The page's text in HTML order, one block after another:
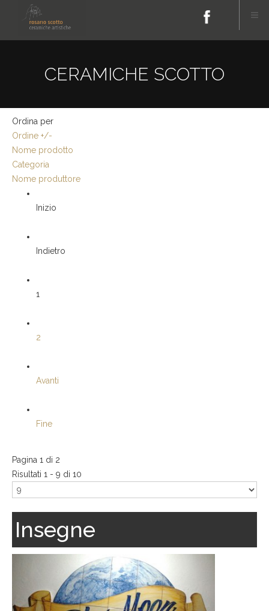
CERAMICHE SCOTTO
Ordina per
Ordine +/-
Nome prodotto
Categoria
Nome produttore
Inizio
Indietro
1
2
Avanti
Fine
Pagina 1 di 2
Risultati 1 - 9 di 10
Insegne